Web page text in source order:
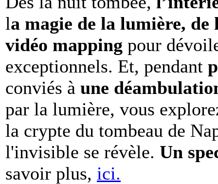
la magie de la lumière,
vidéo mapping pour
exceptionnels. Et, pendant
conviés à une
par la lumière, vous
la crypte du tombeau de
l'invisible se révèle. Un
savoir plus, ici.